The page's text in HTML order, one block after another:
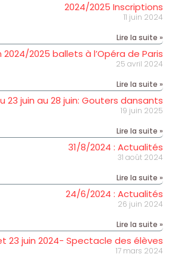
2024/2025 Inscriptions
11 juin 2024
Lire la suite »
2024/2025 ballets à l’Opéra de Paris
25 avril 2024
Lire la suite »
23 juin au 28 juin: Gouters dansants
19 juin 2025
Lire la suite »
31/8/2024 : Actualités
31 août 2024
Lire la suite »
24/6/2024 : Actualités
26 juin 2024
Lire la suite »
23 juin 2024- Spectacle des élèves
17 mars 2024